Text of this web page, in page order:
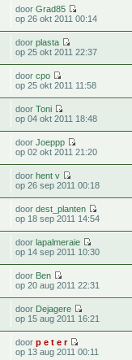
doorGrad85
op 26 okt 2011 00:14
doorplasta
op 25 okt 2011 22:37
doorcpo
op 25 okt 2011 11:58
doorToni
op 04 okt 2011 18:48
doorJoeppp
op 02 okt 2011 21:20
doorhent v
op 26 sep 2011 00:18
doordest_planten
op 18 sep 2011 14:54
doorlapalmeraie
op 14 sep 2011 10:30
door Ben
op 20 aug 2011 22:31
door Dejagere
op 15 aug 2011 16:21
doorp e t e r
op 13 aug 2011 00:11